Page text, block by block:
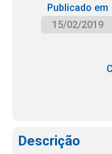
Publicado em
15/02/2019
Descrição